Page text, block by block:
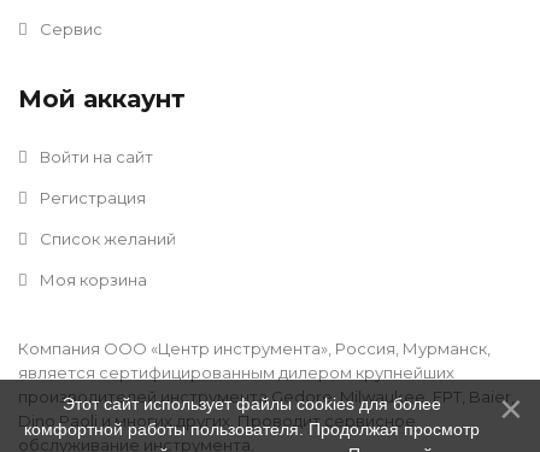
Сервис
Мой аккаунт
Войти на сайт
Регистрация
Список желаний
Моя корзина
Компания ООО «Центр инструмента», Россия, Мурманск,
является сертифицированным дилером крупнейших
производителей инструмента Gedore, Milwaukee, FPT, Baier,
Dino Paoli и многих других. Проводит сервисное
обслуживание инструмента.
Этот сайт использует файлы cookies для более
комфортной работы пользователя. Продолжая просмотр